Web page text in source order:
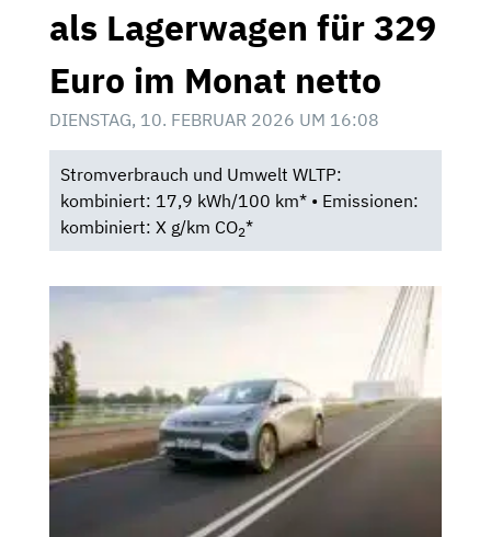
als Lagerwagen für 329
Euro im Monat netto
DIENSTAG, 10. FEBRUAR 2026 UM 16:08
Stromverbrauch und Umwelt WLTP:
kombiniert: 17,9 kWh/100 km* • Emissionen:
kombiniert: X g/km CO2*